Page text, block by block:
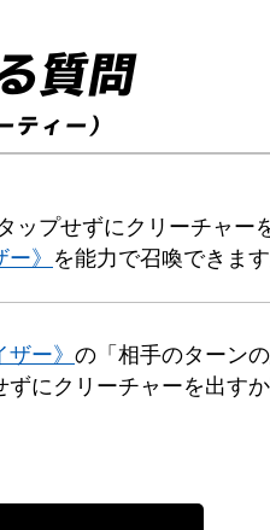
質問
ティー）
ップせずにクリーチャー
》 を能力で召喚できま
ー》 の「相手のターン
にクリーチャーを出す